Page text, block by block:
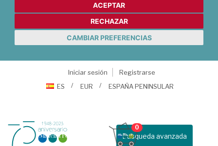
ACEPTAR
RECHAZAR
CAMBIAR PREFERENCIAS
Iniciar sesión
Registrarse
ES
EUR ESPAÑA PENINSULAR
Busqueda avanzada
0